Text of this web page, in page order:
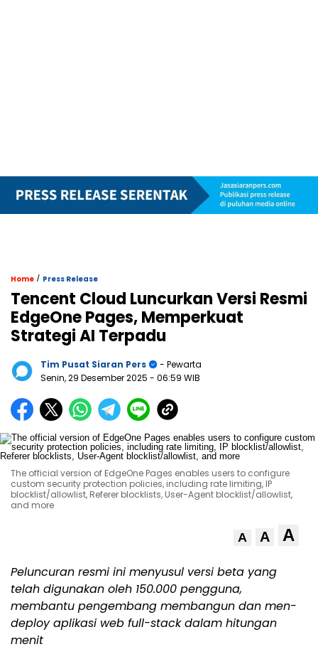
Home / Press Release
Tencent Cloud Luncurkan Versi Resmi
EdgeOne Pages, Memperkuat
Strategi AI Terpadu
Tim Pusat Siaran Pers
- Pewarta
Senin, 29 Desember 2025 - 06:59 WIB
The official version of EdgeOne Pages enables users to configure
custom security protection policies, including rate limiting, IP
blocklist/allowlist, Referer blocklists, User-Agent blocklist/allowlist,
and more
A A A
Peluncuran resmi ini menyusul versi beta yang
telah digunakan oleh 150.000 pengguna,
membantu pengembang membangun dan men-
deploy aplikasi web full-stack dalam hitungan
menit